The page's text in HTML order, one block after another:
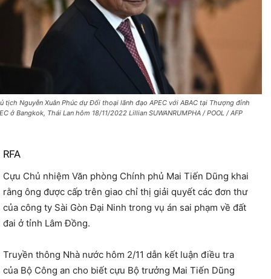
tịch Nguyễn Xuân Phúc dự Đối thoại lãnh đạo APEC với ABAC tại Thượng đỉnh
ở Bangkok, Thái Lan hôm 18/11/2022 Lillian SUWANRUMPHA / POOL / AFP
RFA
Cựu Chủ nhiệm Văn phòng Chính phủ Mai Tiến Dũng khai
rằng ông được cấp trên giao chỉ thị giải quyết các đơn thư
của công ty Sài Gòn Đại Ninh trong vụ án sai phạm về đất
đai ở tỉnh Lâm Đồng.
Truyền thông Nhà nước hôm 2/11 dẫn kết luận điều tra
của Bộ Công an cho biết cựu Bộ trưởng Mai Tiến Dũng